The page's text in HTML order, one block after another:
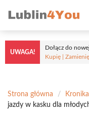
do
treści
UWAGA!
Dołącz do
Kupię |
Strona główna /
jazdy w kasku dla